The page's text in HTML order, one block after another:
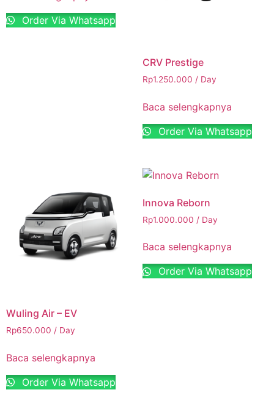
Order Via Whatsapp
CRV Prestige
Rp1.250.000 / Day
Baca selengkapnya
Order Via Whatsapp
Wuling Air – EV
Rp650.000 / Day
Baca selengkapnya
Order Via Whatsapp
Innova Reborn
Rp1.000.000 / Day
Baca selengkapnya
Order Via Whatsapp